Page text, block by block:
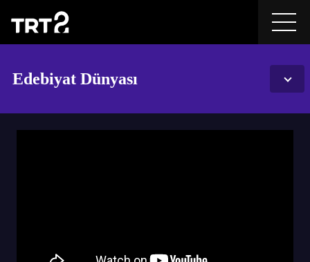
Edebiyat Dünyası